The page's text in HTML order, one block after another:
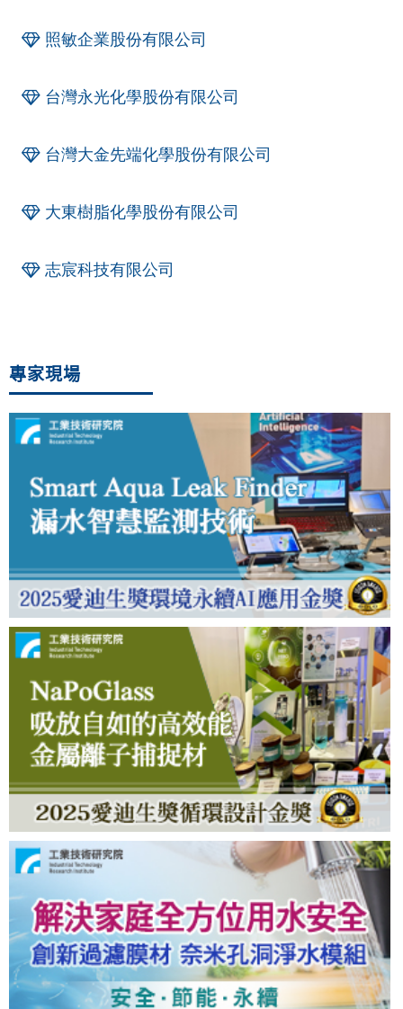
照敏企業股份有限公司
台灣永光化學股份有限公司
台灣大金先端化學股份有限公司
大東樹脂化學股份有限公司
志宸科技有限公司
專家現場